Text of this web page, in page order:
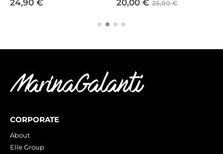
24,90 € 20,00 € 25,00 €
CORPORATE
About
Elle Group